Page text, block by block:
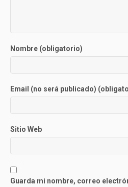
Nombre (obligatorio)
Email (no será publicado)
Sitio Web
Guarda mi nombre, correo